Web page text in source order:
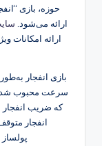
حوزه، بازی
ارائه می‌شود.
ارائه امکانات
بازی انفجار
سرعت محبوب شده
که ضریب انفجار
انفجار
پولساز